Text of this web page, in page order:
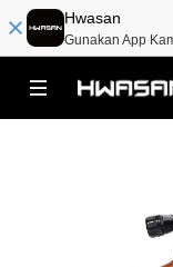
Hwasan
Gunakan App